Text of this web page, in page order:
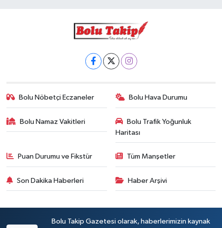
Bolu Nöbetçi Eczaneler Bolu Hava Durumu
Bolu Namaz Vakitleri
Bolu Trafik Yoğunluk
Haritası
Puan Durumu ve Fikstür Tüm Manşetler
Son Dakika Haberleri Haber Arşivi
Bolu Takip Gazetesi olarak, haberlerimizin kaynak